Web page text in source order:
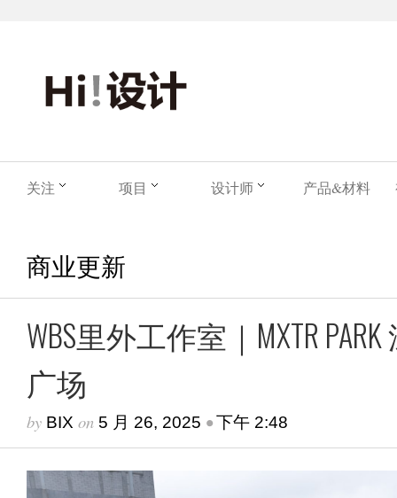
关注 项目 设计师 产品&材料
商业更新
WBS里外工作室｜MXTR
广场
by BIX on 5 月 26, 2025 •下午 2:48